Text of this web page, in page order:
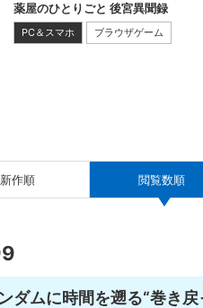
薬屋のひとりごと 後宮異聞録
PC＆スマホ ブラウザゲーム
新作順 閲覧数順
ダムに時間を遡る“巻き